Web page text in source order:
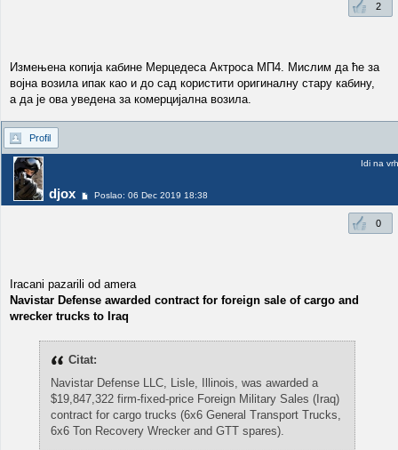
2
Измењена копија кабине Мерцедеса Актроса МП4. Мислим да ће за
војна возила ипак као и до сад користити оригиналну стару кабину,
а да је ова уведена за комерцијална возила.
Profil
djox Poslao: 06 Dec 2019 18:38
Idi na vrh
0
Iracani pazarili od amera
Navistar Defense awarded contract for foreign sale of cargo and
wrecker trucks to Iraq
Citat:
Navistar Defense LLC, Lisle, Illinois, was awarded a
$19,847,322 firm-fixed-price Foreign Military Sales (Iraq)
contract for cargo trucks (6x6 General Transport Trucks,
6x6 Ton Recovery Wrecker and GTT spares).